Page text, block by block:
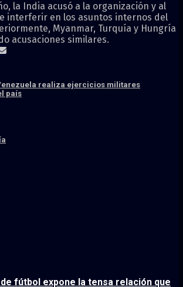
la India acusó a la organización y al
interferir en los asuntos internos del
Myanmar, Turquía y Hungría
acusaciones similares.
realiza ejercicios militares
país
fútbol expone la tensa relación que